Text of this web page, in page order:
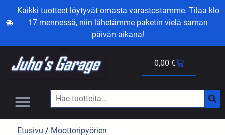
Kaikki tuotteet löytyvät omasta varastostamme. Tilaa klo
17 mennessä, niin lähetämme paketin vielä saman
päivän aikana!
0,00 €
Etusivu / Moottoripyörien